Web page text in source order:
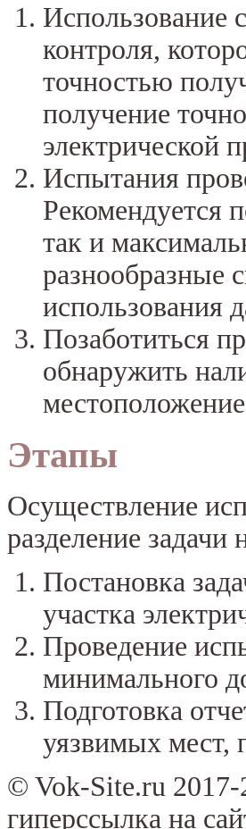
Использование
контроля,
точностью
получение
электрической
Испытания
Рекомендуется
так и
разнообразные
использования
Позаботиться
обнаружить
Этапы
Осуществление
разделение задачи
Постановка
участка
Проведение
минимального
Подготовка
уязвимых мест,
© Vok-Site.ru 2017-
гиперссылка на